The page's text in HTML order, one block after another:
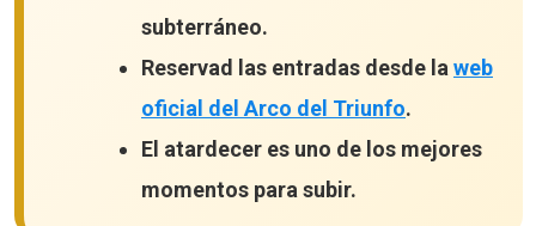
subterráneo.
Reservad las entradas desde la web
oficial del Arco del Triunfo.
El atardecer es uno de los mejores
momentos para subir.